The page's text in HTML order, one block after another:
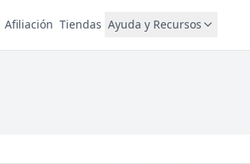
Afiliación Tiendas Ayuda y Recursos